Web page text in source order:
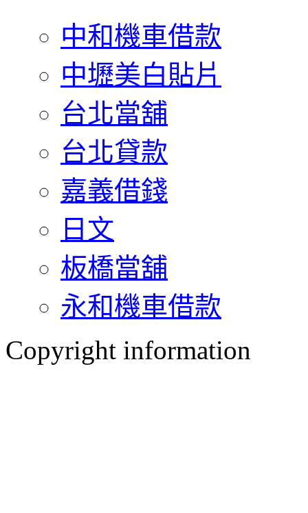
中和機車借款
中壢美白貼片
台北當舖
台北貸款
嘉義借錢
日文
板橋當舖
永和機車借款
Copyright information